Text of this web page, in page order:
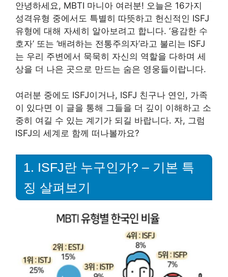
안녕하세요, MBTI 마니아 여러분! 오늘은 16가지
성격유형 중에서도 특별히 따뜻하고 헌신적인 ISFJ
유형에 대해 자세히 알아보려고 합니다. ‘용감한 수
호자’ 또는 ‘배려하는 전통주의자’라고 불리는 ISFJ
는 우리 주변에서 묵묵히 자신의 역할을 다하며 세
상을 더 나은 곳으로 만드는 숨은 영웅들이랍니다.
여러분 중에도 ISFJ이거나, ISFJ 친구나 연인, 가족
이 있다면 이 글을 통해 그들을 더 깊이 이해하고 소
중히 여길 수 있는 계기가 되길 바랍니다. 자, 그럼
ISFJ의 세계로 함께 떠나볼까요?
1. ISFJ란 누구인가? – 기본 특
징 살펴보기